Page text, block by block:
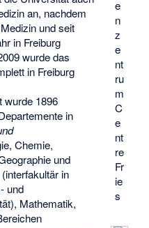
e
n
z
e
nt
ru
m
C
e
nt
re
Fr
ie
s
an, nachdem
und seit
in Freiburg
wurde das
in Freiburg
wurde 1896
in
Chemie,
und
in
und
Mathematik,